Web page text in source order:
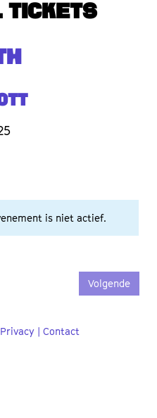
is niet actief.
Volgende
Privacy | Contact